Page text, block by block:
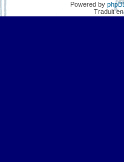
Powered by
Traduit